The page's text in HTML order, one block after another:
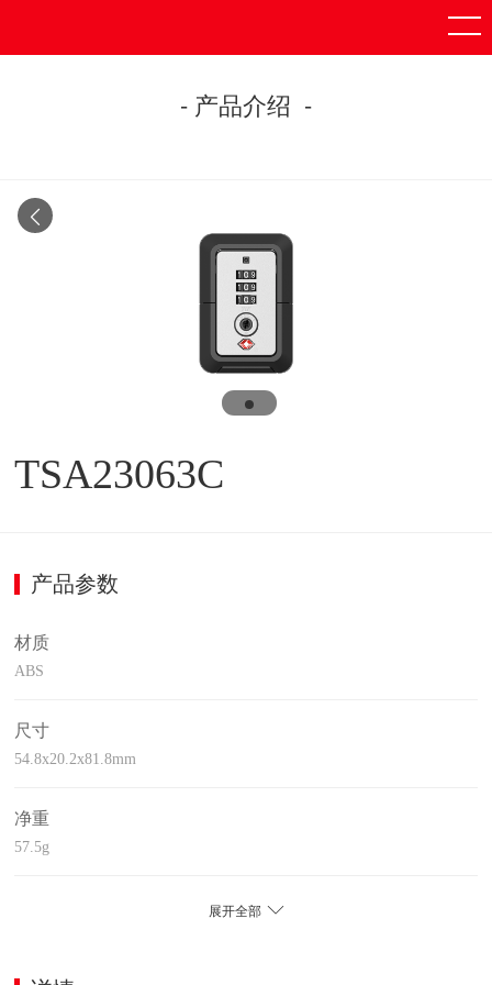
- 产品介绍 -
TSA23063C
产品参数
材质
ABS
尺寸
54.8x20.2x81.8mm
净重
57.5g
展开全部